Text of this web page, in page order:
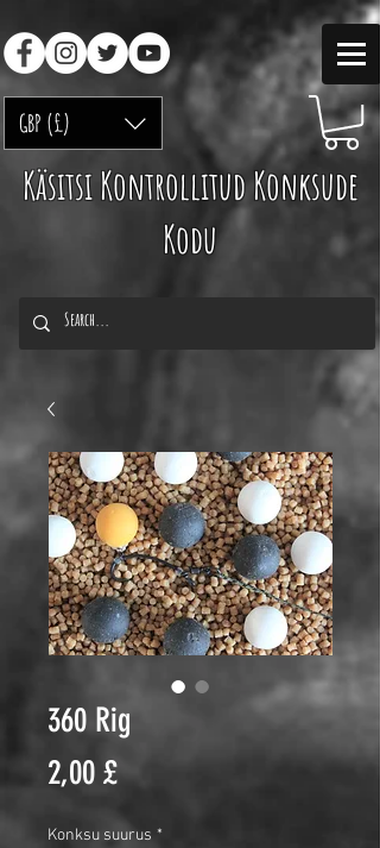
GBP (£)
Käsitsi Kontrollitud Konksude
Kodu
360 Rig
2,00 £Price
Konksu suurus *